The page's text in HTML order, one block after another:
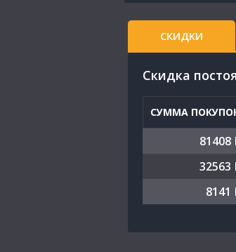
СКИДКИ
Cкидка
СУММА
81408
32563
8141